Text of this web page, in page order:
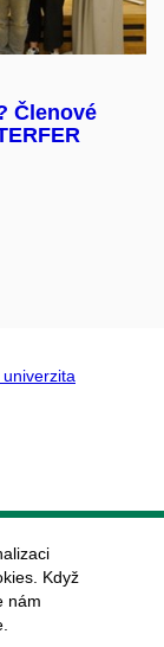
Členové
Když
nám